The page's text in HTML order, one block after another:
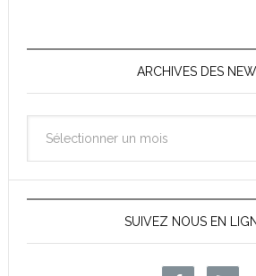
ARCHIVES DES
des
News
SUIVEZ NOUS EN